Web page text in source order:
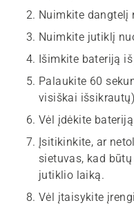
Nuimkite dangtelį
Nuimkite jutiklį
Išimkite bateriją
Palaukite 60
visiškai
Vėl įdėkite
Įsitikinkite, ar
sietuvas, kad
jutiklio laiką.
Vėl įtaisykite